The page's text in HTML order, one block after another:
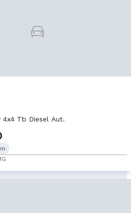
4x4 Tb Diesel Aut.